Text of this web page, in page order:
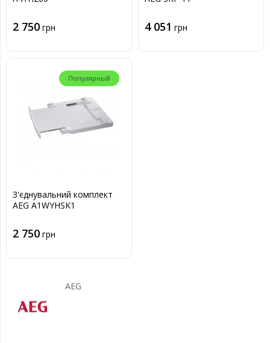
2 750 грн 4 051 грн
Популярный
З'єднувальний комплект
AEG A1WYHSK1
2 750 грн
AEG